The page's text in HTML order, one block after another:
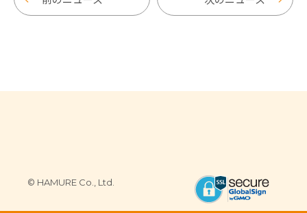
© HAMURE Co., Ltd.